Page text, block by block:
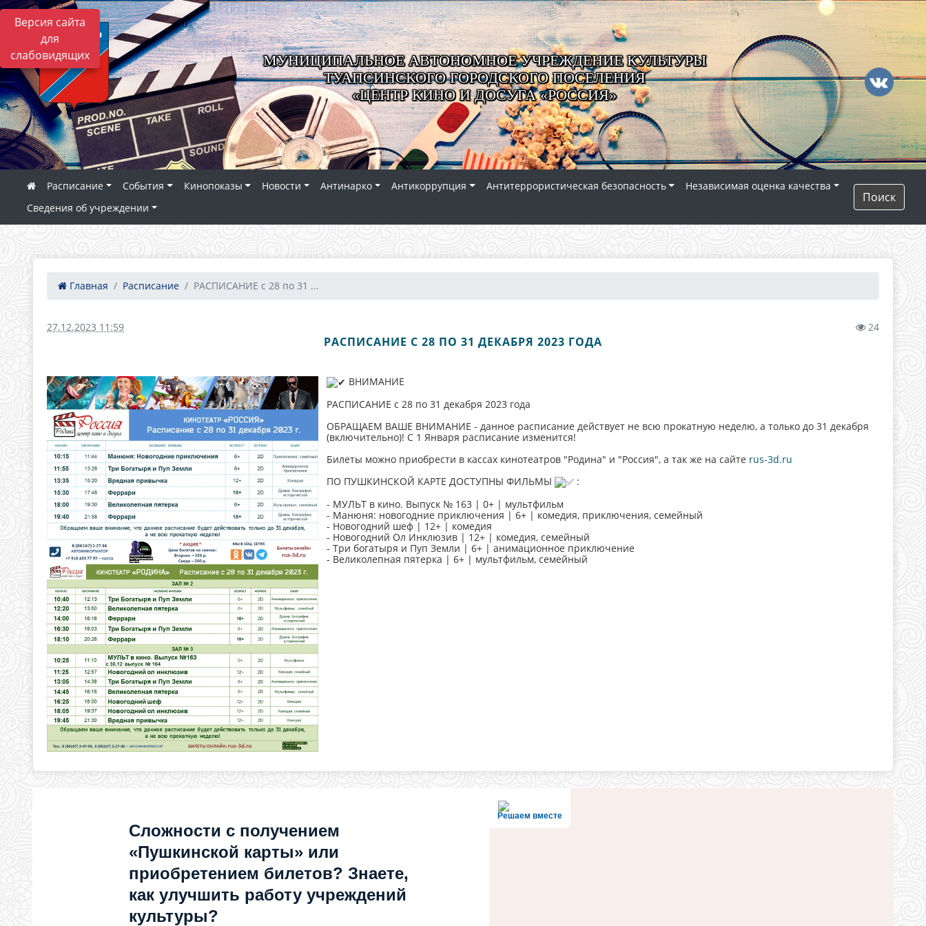
Версия сайта
для
слабовидящих
МУНИЦИПАЛЬНОЕ АВТОНОМНОЕ УЧРЕЖДЕНИЕ КУЛЬТУРЫ
ТУАПСИНСКОГО ГОРОДСКОГО ПОСЕЛЕНИЯ
«ЦЕНТР КИНО И ДОСУГА «РОССИЯ»
Расписание События Кинопоказы Новости Антинарко Антикоррупция Антитеррористическая безопасность
Независимая оценка качества
Сведения об учреждении
Поиск
Главная Расписание РАСПИСАНИЕ с 28 по 31 ...
27.12.2023 11:59 24
РАСПИСАНИЕ С 28 ПО 31 ДЕКАБРЯ 2023 ГОДА
ВНИМАНИЕ
РАСПИСАНИЕ с 28 по 31 декабря 2023 года
ОБРАЩАЕМ ВАШЕ ВНИМАНИЕ - данное расписание действует не всю прокатную неделю, а только до 31 декабря
(включительно)! С 1 Января расписание изменится!
Билеты можно приобрести в кассах кинотеатров "Родина" и "Россия", а так же на сайте rus-3d.ru
ПО ПУШКИНСКОЙ КАРТЕ ДОСТУПНЫ ФИЛЬМЫ
:
- МУЛЬТ в кино. Выпуск № 163 | 0+ | мультфильм
- Манюня: новогодние приключения | 6+ | комедия, приключения, семейный
- Новогодний шеф | 12+ | комедия
- Новогодний Ол Инклюзив | 12+ | комедия, семейный
- Три богатыря и Пуп Земли | 6+ | анимационное приключение
- Великолепная пятерка | 6+ | мультфильм, семейный
Решаем вместе
Сложности с получением
«Пушкинской карты» или
приобретением билетов? Знаете,
как улучшить работу учреждений
культуры?